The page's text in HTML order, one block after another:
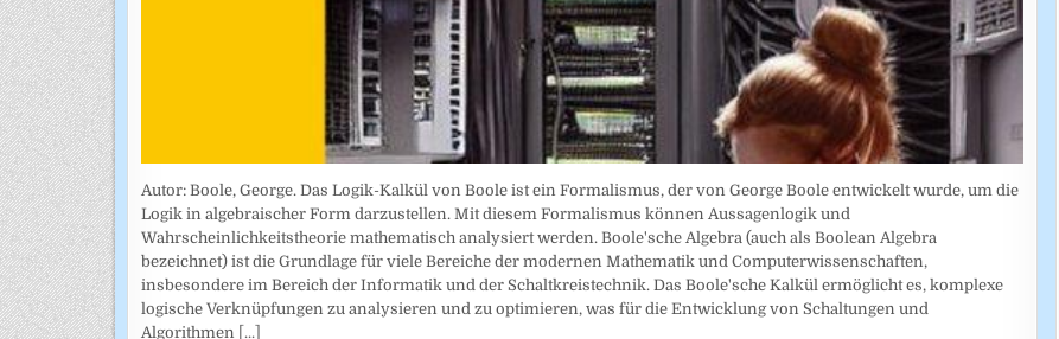
Autor: Boole, George. Das Logik-Kalkül von Boole ist ein Formalismus, der von George Boole entwickelt wurde, um die
Logik in algebraischer Form darzustellen. Mit diesem Formalismus können Aussagenlogik und
Wahrscheinlichkeitstheorie mathematisch analysiert werden. Boole'sche Algebra (auch als Boolean Algebra
bezeichnet) ist die Grundlage für viele Bereiche der modernen Mathematik und Computerwissenschaften,
insbesondere im Bereich der Informatik und der Schaltkreistechnik. Das Boole'sche Kalkül ermöglicht es, komplexe
logische Verknüpfungen zu analysieren und zu optimieren, was für die Entwicklung von Schaltungen und
Algorithmen [...]